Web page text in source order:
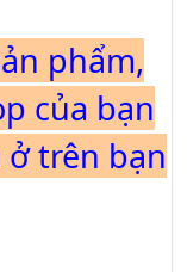
phẩm,
của bạn
trên bạn